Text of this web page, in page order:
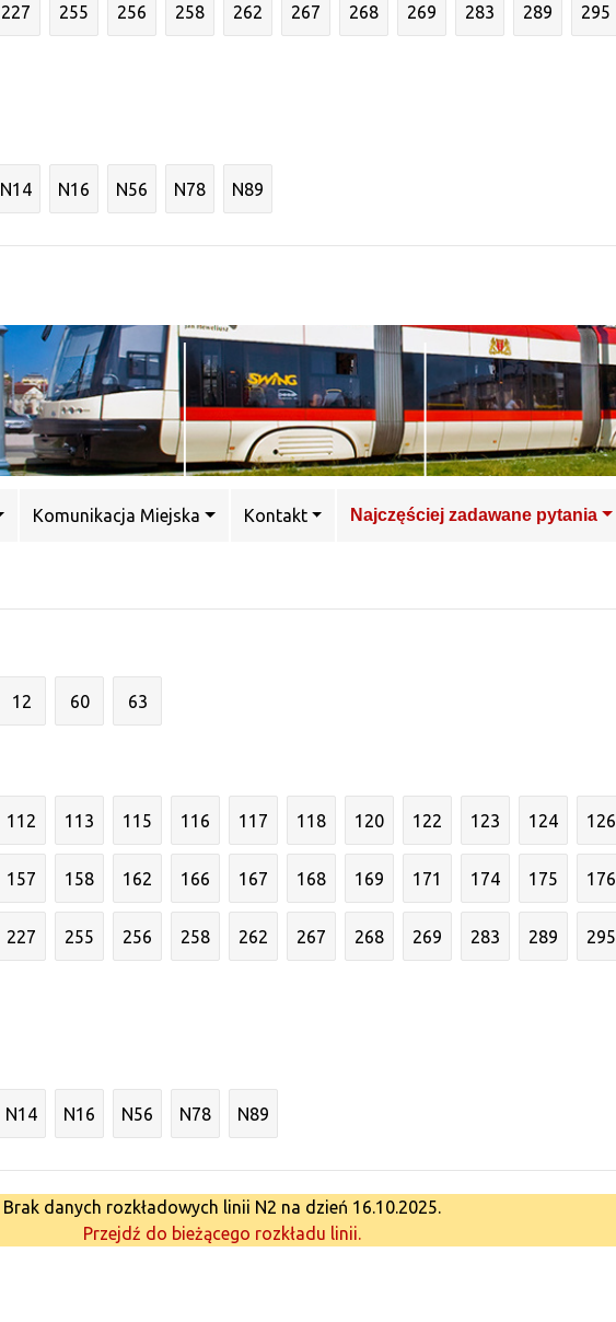
227 255 256 258 262 267 268 269 283 289 295
N14 N16 N56 N78 N89
Komunikacja Miejska Kontakt Najczęściej zadawane pytania
12 60 63
112 113 115 116 117 118 120 122 123 124 126
157 158 162 166 167 168 169 171 174 175 176
227 255 256 258 262 267 268 269 283 289 295
N14 N16 N56 N78 N89
Brak danych rozkładowych linii N2 na dzień 16.10.2025.
Przejdź do bieżącego rozkładu linii.